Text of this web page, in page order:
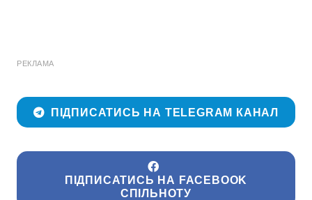
РЕКЛАМА
ПІДПИСАТИСЬ НА TELEGRAM КАНАЛ
ПІДПИСАТИСЬ НА FACEBOOK
СПІЛЬНОТУ